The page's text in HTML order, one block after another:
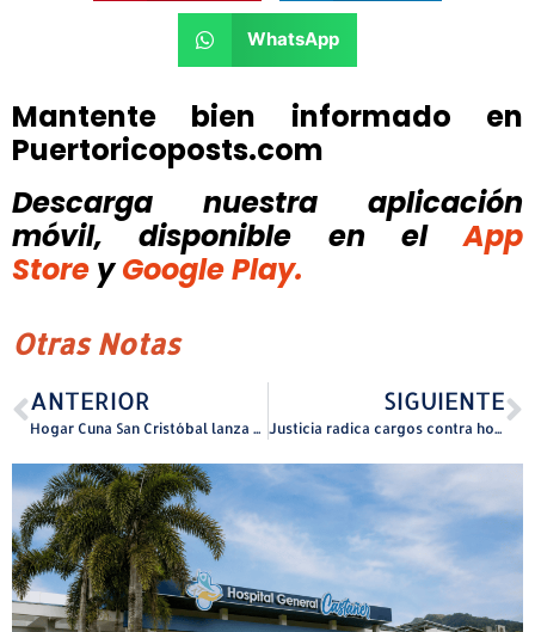
WhatsApp
Mantente bien informado en
Puertoricoposts.com
Descarga nuestra aplicación
móvil, disponible
en el
App
Store y Google Play.
Otras Notas
ANTERIOR
Hogar Cuna San Cristóbal lanza campaña con un llamado a visibilizar la alternativa de la Entrega Voluntaria
SIGUIENTE
Justicia radica cargos contra hombre de 63 años por agredir sexualmente y maltratar a su hija en Guayama